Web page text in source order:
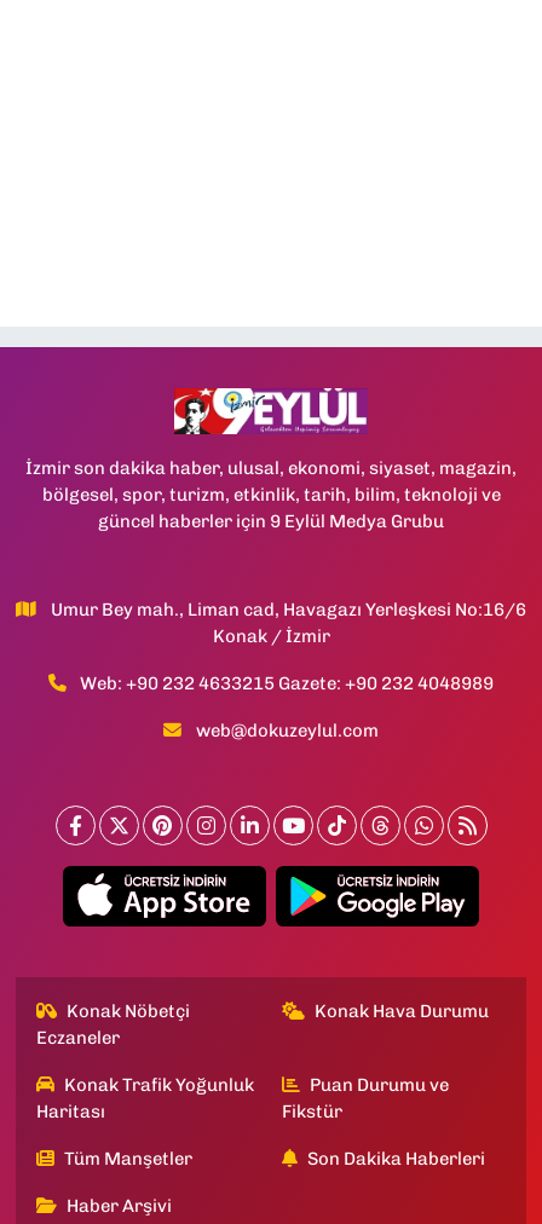
İzmir son dakika haber, ulusal, ekonomi, siyaset, magazin,
bölgesel, spor, turizm, etkinlik, tarih, bilim, teknoloji ve
güncel haberler için 9 Eylül Medya Grubu
Umur Bey mah., Liman cad, Havagazı Yerleşkesi No:16/6
Konak / İzmir
Web: +90 232 4633215 Gazete: +90 232 4048989
web@dokuzeylul.com
Konak Nöbetçi
Eczaneler
Konak Hava Durumu
Konak Trafik Yoğunluk
Haritası
Puan Durumu ve
Fikstür
Tüm Manşetler Son Dakika Haberleri
Haber Arşivi